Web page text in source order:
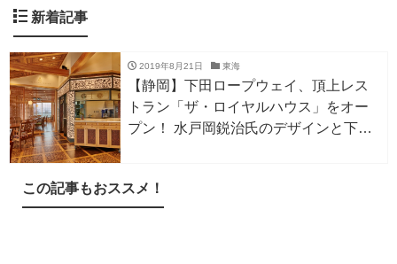
新着記事
2019年8月21日 東海
【静岡】下田ロープウェイ、頂上レス
トラン「ザ・ロイヤルハウス」をオー
プン！ 水戸岡鋭治氏のデザインと下田
この記事もおススメ！